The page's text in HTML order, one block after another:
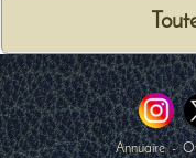
Annuaire-